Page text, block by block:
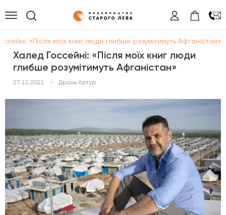
«Після моїх книг люди глибше розумітимуть Афганістан»
Халед Госсейні: «Після моїх книг люди
глибше розумітимуть Афганістан»
27.11.2021 • Дронь Артур